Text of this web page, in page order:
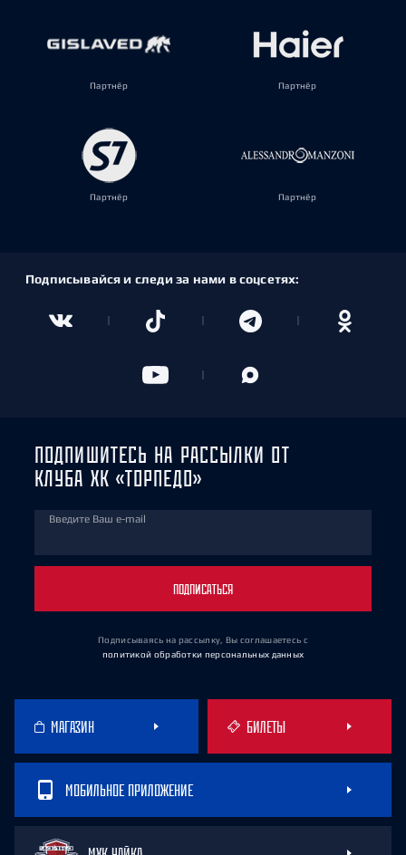
Партнёр Партнёр
Партнёр Партнёр
Подписывайся и следи за нами в соцсетях:
ПОДПИШИТЕСЬ НА РАССЫЛКИ ОТ
КЛУБА ХК «ТОРПЕДО»
Введите Ваш e-mail
ПОДПИСАТЬСЯ
Подписываясь на рассылку, Вы соглашаетесь с
политикой обработки персональных данных
МАГАЗИН БИЛЕТЫ
МОБИЛЬНОЕ ПРИЛОЖЕНИЕ